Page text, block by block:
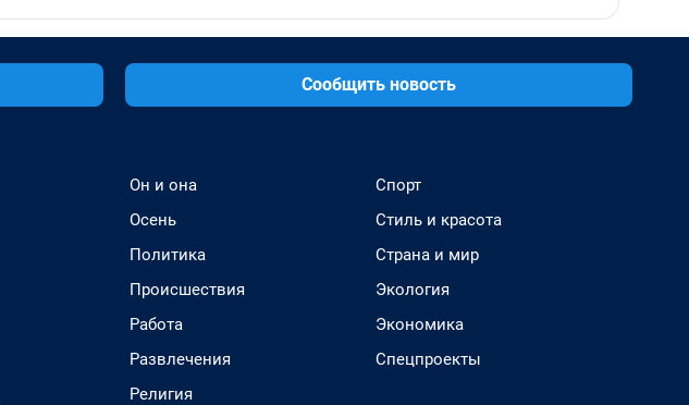
Сообщить новость
Он и она
Осень
Политика
Происшествия
Работа
Развлечения
Религия
Спорт
Стиль и красота
Страна и мир
Экология
Экономика
Спецпроекты